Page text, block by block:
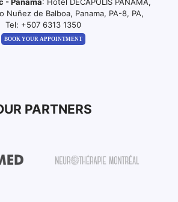
Nuñez de Balboa, Panama, PA-8, PA,
Tel: +507 6313 1350
BOOK YOUR APPOINTMENT
PARTNERS